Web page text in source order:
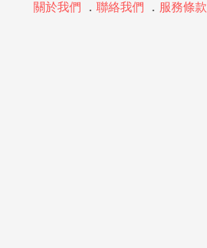
關於我們 ． 聯絡我們 ． 服務條款